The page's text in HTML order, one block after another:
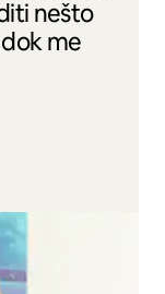
nešto
me